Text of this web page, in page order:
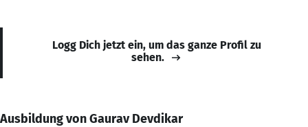
Logg Dich jetzt ein, um das ganze Profil zu
sehen.
Ausbildung von Gaurav Devdikar